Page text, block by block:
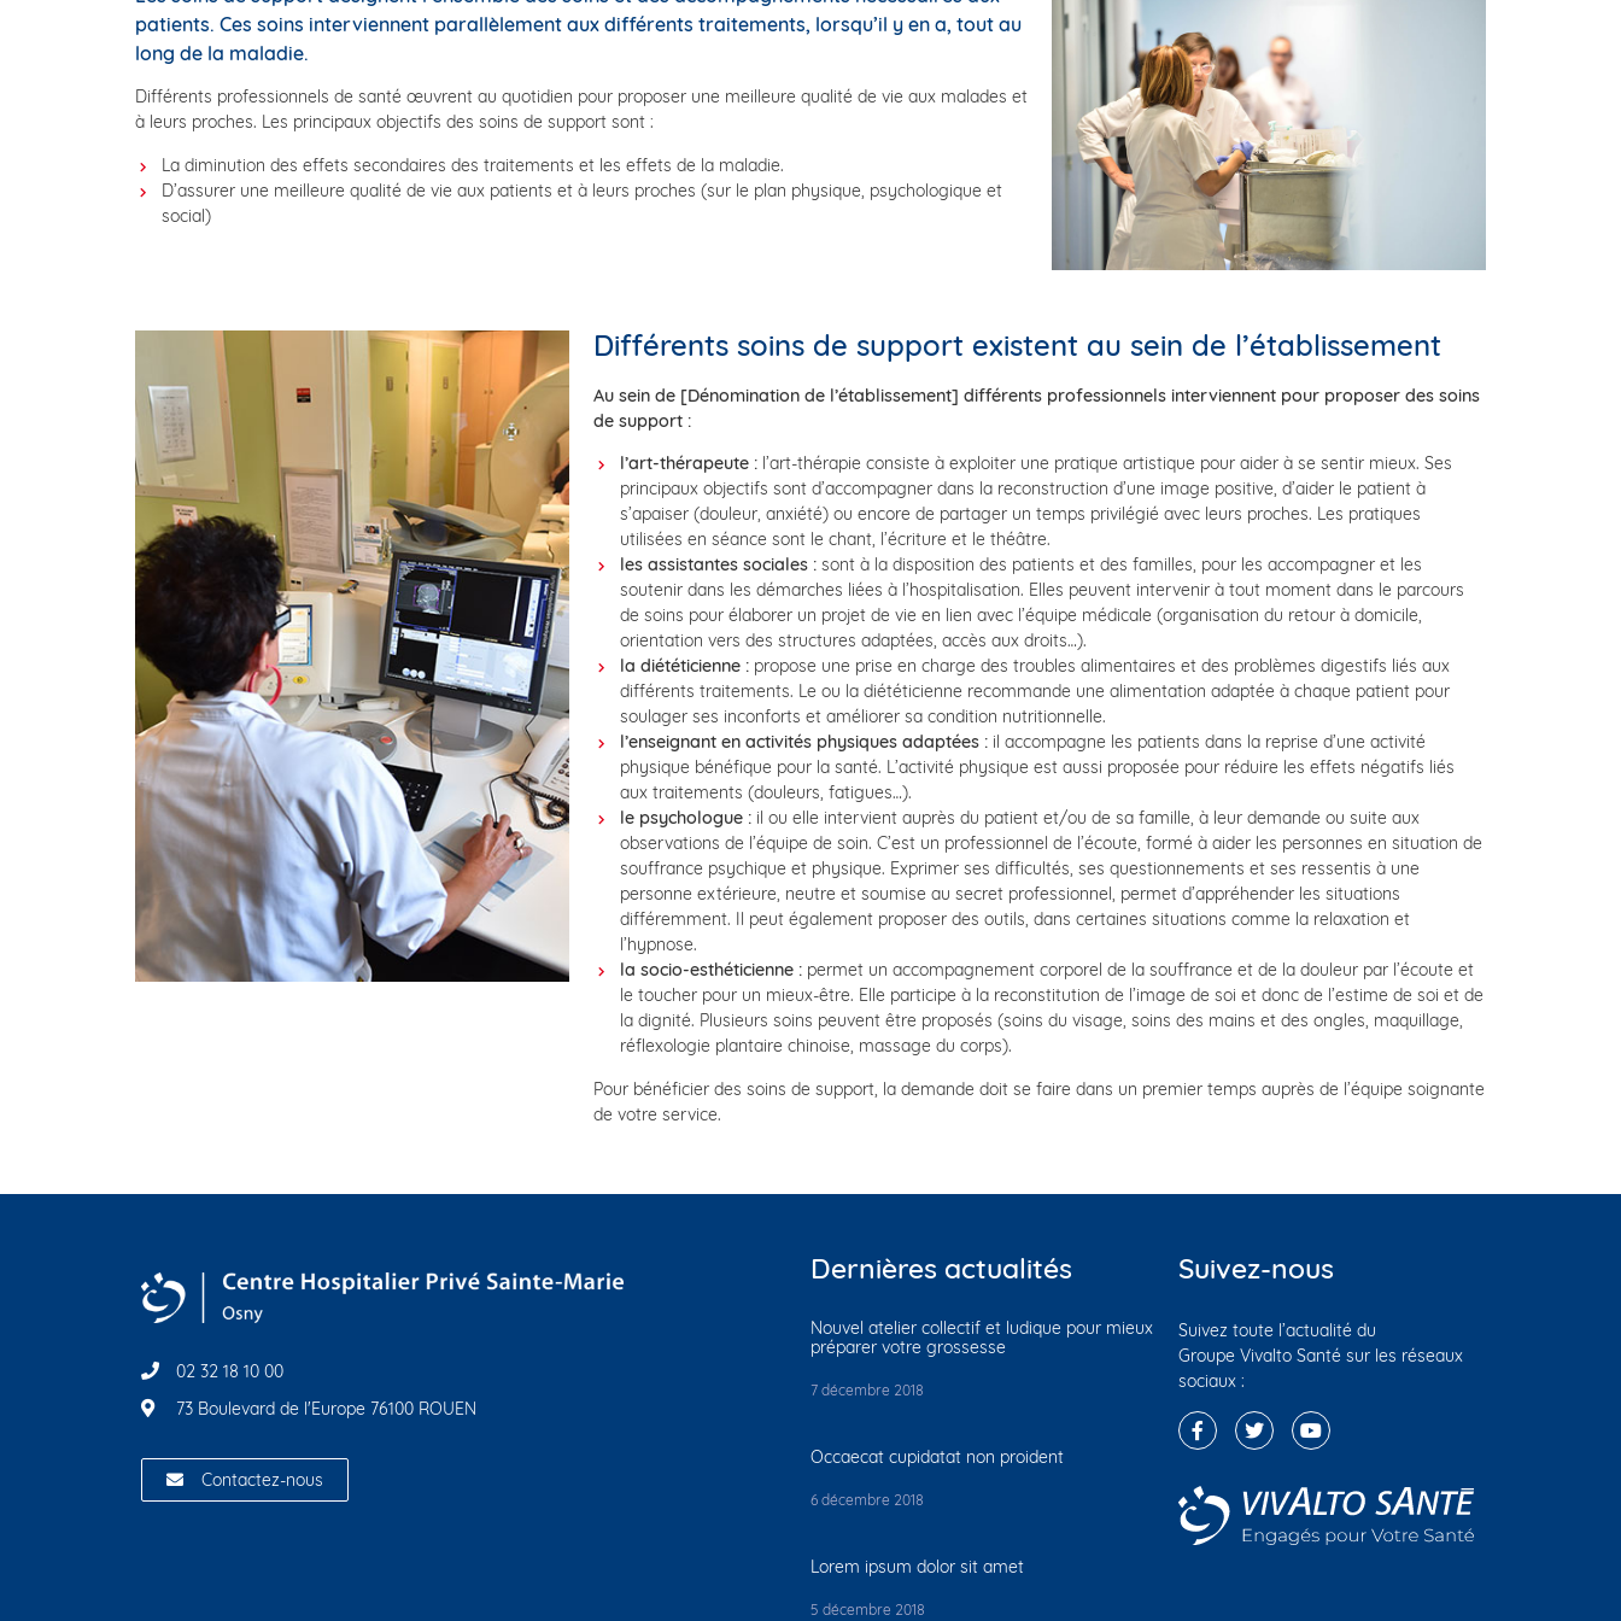
patients. Ces soins interviennent parallèlement aux différents traitements, lorsqu’il y en a, tout au
long de la maladie.
Différents professionnels de santé œuvrent au quotidien pour proposer une meilleure qualité de vie aux malades et
à leurs proches. Les principaux objectifs des soins de support sont :
La diminution des effets secondaires des traitements et les effets de la maladie.
D’assurer une meilleure qualité de vie aux patients et à leurs proches (sur le plan physique, psychologique et
social)
Différents soins de support existent au sein de l’établissement
Au sein de [Dénomination de l’établissement] différents professionnels interviennent pour proposer des soins
de support :
l’art-thérapeute :l’art-thérapie consiste à exploiter une pratique artistique pour aider à se sentir mieux. Ses
principaux objectifs sont d’accompagner dans la reconstruction d’une image positive, d’aider le patient à
s’apaiser (douleur, anxiété) ou encore de partager un temps privilégié avec leurs proches. Les pratiques
utilisées en séance sont le chant, l’écriture et le théâtre.
les assistantes sociales :sont à la disposition des patients et des familles, pour les accompagner et les
soutenir dans les démarches liées à l’hospitalisation. Elles peuvent intervenir à tout moment dans le parcours
de soins pour élaborer un projet de vie en lien avec l’équipe médicale (organisation du retour à domicile,
orientation vers des structures adaptées, accès aux droits…).
la diététicienne :propose une prise en charge des troubles alimentaires et des problèmes digestifs liés aux
différents traitements. Le ou la diététicienne recommande une alimentation adaptée à chaque patient pour
soulager ses inconforts et améliorer sa condition nutritionnelle.
l’enseignant en activités physiques adaptées :il accompagne les patients dans la reprise d’une activité
physique bénéfique pour la santé. L’activité physique est aussi proposée pour réduire les effets négatifs liés
aux traitements (douleurs, fatigues…).
le psychologue :il ou elle intervient auprès du patient et/ou de sa famille, à leur demande ou suite aux
observations de l’équipe de soin. C’est un professionnel de l’écoute, formé à aider les personnes en situation de
souffrance psychique et physique. Exprimer ses difficultés, ses questionnements et ses ressentis à une
personne extérieure, neutre et soumise au secret professionnel, permet d’appréhender les situations
différemment. Il peut également proposer des outils, dans certaines situations comme la relaxation et
l’hypnose.
la socio-esthéticienne :permet un accompagnement corporel de la souffrance et de la douleur par l’écoute et
le toucher pour un mieux-être. Elle participe à la reconstitution de l’image de soi et donc de l’estime de soi et de
la dignité. Plusieurs soins peuvent être proposés (soins du visage, soins des mains et des ongles, maquillage,
réflexologie plantaire chinoise, massage du corps).
Pour bénéficier des soins de support, la demande doit se faire dans un premier temps auprès de l’équipe soignante
de votre service.
02 32 18 10 00
73 Boulevard de l'Europe 76100 ROUEN
Contactez-nous
Dernières actualités
Nouvel atelier collectif et ludique pour mieux
préparer votre grossesse
7 décembre 2018
Occaecat cupidatat non proident
6 décembre 2018
Lorem ipsum dolor sit amet
5 décembre 2018
Suivez-nous
Suivez toute l’actualité du
Groupe Vivalto Santé sur les réseaux
sociaux :